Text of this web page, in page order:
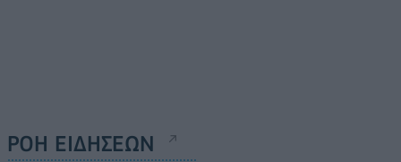
ΡΟΗ ΕΙΔΗΣΕΩΝ